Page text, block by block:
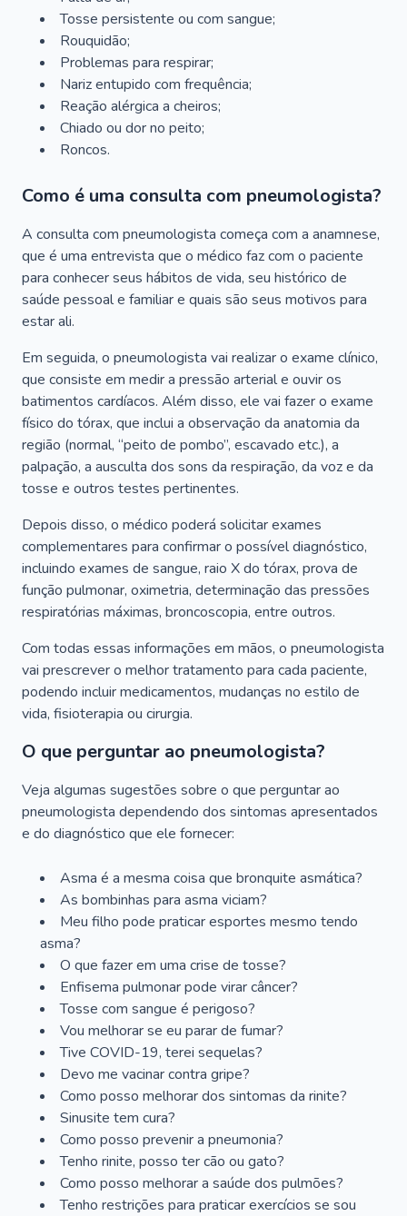
Tosse persistente ou com sangue;
Rouquidão;
Problemas para respirar;
Nariz entupido com frequência;
Reação alérgica a cheiros;
Chiado ou dor no peito;
Roncos.
Como é uma consulta com pneumologista?
A consulta com pneumologista começa com a anamnese,
que é uma entrevista que o médico faz com o paciente
para conhecer seus hábitos de vida, seu histórico de
saúde pessoal e familiar e quais são seus motivos para
estar ali.
Em seguida, o pneumologista vai realizar o exame clínico,
que consiste em medir a pressão arterial e ouvir os
batimentos cardíacos. Além disso, ele vai fazer o exame
físico do tórax, que inclui a observação da anatomia da
região (normal, “peito de pombo”, escavado etc.), a
palpação, a ausculta dos sons da respiração, da voz e da
tosse e outros testes pertinentes.
Depois disso, o médico poderá solicitar exames
complementares para confirmar o possível diagnóstico,
incluindo exames de sangue, raio X do tórax, prova de
função pulmonar, oximetria, determinação das pressões
respiratórias máximas, broncoscopia, entre outros.
Com todas essas informações em mãos, o pneumologista
vai prescrever o melhor tratamento para cada paciente,
podendo incluir medicamentos, mudanças no estilo de
vida, fisioterapia ou cirurgia.
O que perguntar ao pneumologista?
Veja algumas sugestões sobre o que perguntar ao
pneumologista dependendo dos sintomas apresentados
e do diagnóstico que ele fornecer:
Asma é a mesma coisa que bronquite asmática?
As bombinhas para asma viciam?
Meu filho pode praticar esportes mesmo tendo
asma?
O que fazer em uma crise de tosse?
Enfisema pulmonar pode virar câncer?
Tosse com sangue é perigoso?
Vou melhorar se eu parar de fumar?
Tive COVID-19, terei sequelas?
Devo me vacinar contra gripe?
Como posso melhorar dos sintomas da rinite?
Sinusite tem cura?
Como posso prevenir a pneumonia?
Tenho rinite, posso ter cão ou gato?
Como posso melhorar a saúde dos pulmões?
Tenho restrições para praticar exercícios se sou